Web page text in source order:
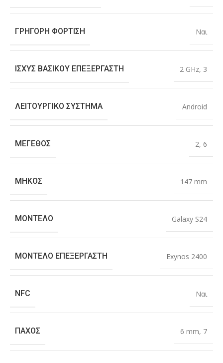
ΓΡΉΓΟΡΗ ΦΌΡΤΙΣΗ Ναι
ΙΣΧΎΣ ΒΑΣΙΚΟΎ ΕΠΕΞΕΡΓΑΣΤΉ 2 GHz, 3
ΛΕΙΤΟΥΡΓΙΚΌ ΣΎΣΤΗΜΑ Android
ΜΈΓΕΘΟΣ 2, 6
ΜΉΚΟΣ 147 mm
ΜΟΝΤΈΛΟ Galaxy S24
ΜΟΝΤΈΛΟ ΕΠΕΞΕΡΓΑΣΤΉ Exynos 2400
NFC Ναι
ΠΆΧΟΣ 6 mm, 7